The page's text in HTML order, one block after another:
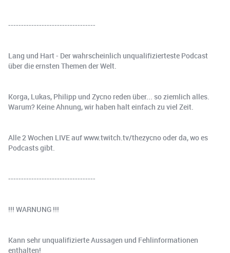
----------------------------------
Lang und Hart - Der wahrscheinlich unqualifizierteste Podcast
über die ernsten Themen der Welt.
Korga, Lukas, Philipp und Zycno reden über... so ziemlich alles.
Warum? Keine Ahnung, wir haben halt einfach zu viel Zeit.
Alle 2 Wochen LIVE auf www.twitch.tv/thezycno oder da, wo es
Podcasts gibt.
----------------------------------
!!! WARNUNG !!!
Kann sehr unqualifizierte Aussagen und Fehlinformationen
enthalten!